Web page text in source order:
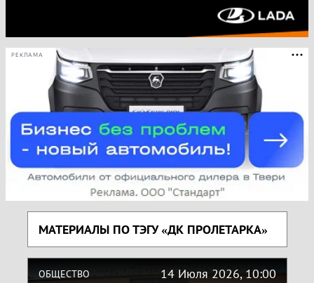
РЕКЛАМА
МАТЕРИАЛЫ ПО ТЭГУ «ДК ПРОЛЕТАРКА»
ОБЩЕСТВО 14 Июля 2026, 10:00